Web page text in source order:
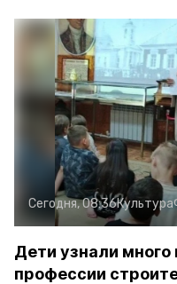
Сегодня, 08:36Культура
Дети узнали много
профессии